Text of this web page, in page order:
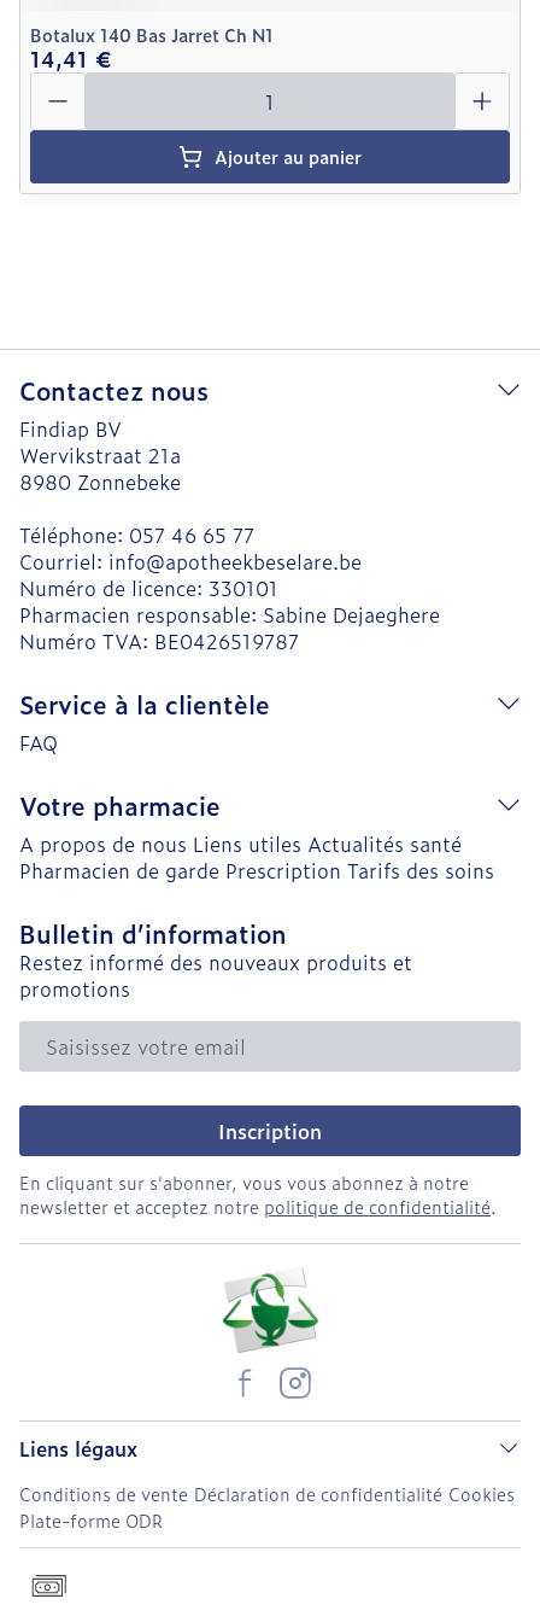
Botalux 140 Bas Jarret Ch N1
14,41 €
Quantité
Ajouter au panier
Contactez nous
Findiap BV
Wervikstraat 21a
8980 Zonnebeke
Téléphone: 057 46 65 77
Courriel: info@apotheekbeselare.be
Numéro de licence: 330101
Pharmacien responsable: Sabine Dejaeghere
Numéro TVA: BE0426519787
Service à la clientèle
FAQ
Votre pharmacie
A propos de nous Liens utiles Actualités santé
Pharmacien de garde Prescription Tarifs des soins
Bulletin d’information
Restez informé des nouveaux produits et
promotions
Adresse mail
Inscription
En cliquant sur s'abonner, vous vous abonnez à notre
newsletter et acceptez notre politique de confidentialité.
Liens légaux
Conditions de vente Déclaration de confidentialité Cookies
Plate-forme ODR